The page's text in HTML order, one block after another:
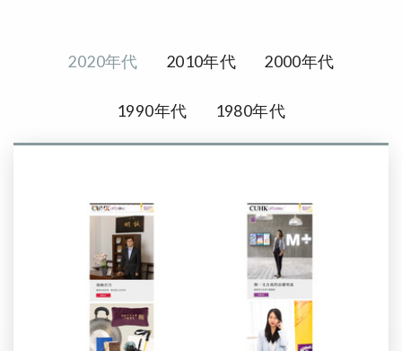
2020年代 2010年代 2000年代
1990年代 1980年代